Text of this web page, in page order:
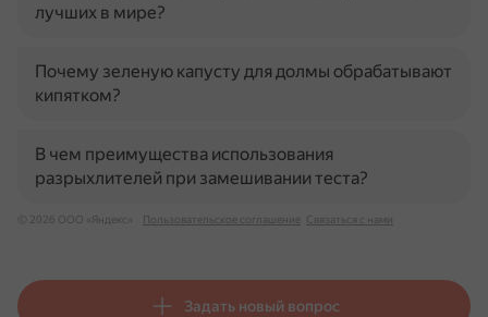
лучших в мире?
Почему зеленую капусту для долмы обрабатывают
кипятком?
В чем преимущества использования
разрыхлителей при замешивании теста?
© 2026 ООО «Яндекс» Пользовательское соглашение Связаться с нами
Задать новый вопрос